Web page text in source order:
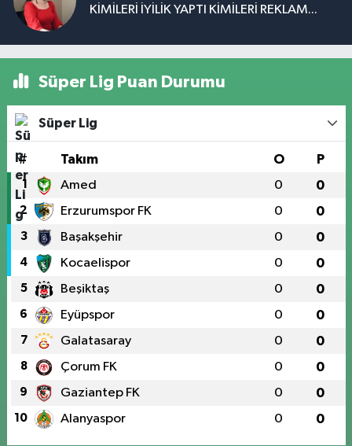
KİMİLERİ İYİLİK YAPTI KİMİLERİ REKLAM...
Süper Lig Puan Durumu
Süper Lig
# Takım O P
1 Amed 0 0
2 Erzurumspor FK 0 0
3 Başakşehir 0 0
4 Kocaelispor 0 0
5 Beşiktaş 0 0
6 Eyüpspor 0 0
7 Galatasaray 0 0
8 Çorum FK 0 0
9 Gaziantep FK 0 0
10 Alanyaspor 0 0